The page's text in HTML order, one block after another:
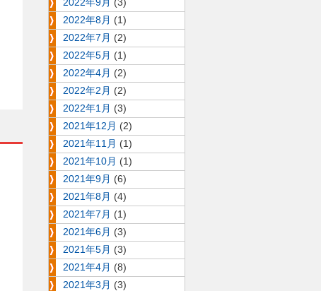
2022年9月 (3)
2022年8月 (1)
2022年7月 (2)
2022年5月 (1)
2022年4月 (2)
2022年2月 (2)
2022年1月 (3)
2021年12月 (2)
2021年11月 (1)
2021年10月 (1)
2021年9月 (6)
2021年8月 (4)
2021年7月 (1)
2021年6月 (3)
2021年5月 (3)
2021年4月 (8)
2021年3月 (3)